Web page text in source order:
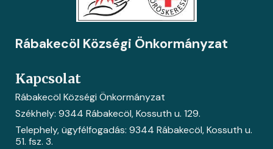
Rábakecöl Községi Önkormányzat
Kapcsolat
Rábakecöl Községi Önkormányzat
Székhely: 9344 Rábakecöl, Kossuth u. 129.
Telephely, ügyfélfogadás: 9344 Rábakecöl, Kossuth u.
51. fsz. 3.